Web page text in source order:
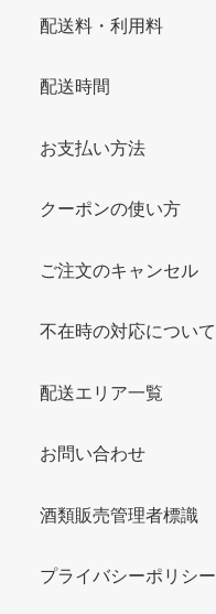
配送料・利用料
配送時間
お支払い方法
クーポンの使い方
ご注文のキャンセル
不在時の対応について
配送エリア一覧
お問い合わせ
酒類販売管理者標識
プライバシーポリシー